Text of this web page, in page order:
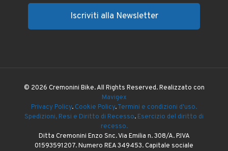
© 2026 Cremonini Bike. All Rights Reserved. Realizzato con
Mavigex
Privacy Policy. Cookie Policy.Termini e condizioni d'uso.
Spedizioni, Resi e Diritto di Recesso. Esercizio del diritto di
recesso.
Ditta Cremonini Enzo Snc. Via Emilia n. 308/A. P.IVA
01593591207. Numero REA 349453. Capitale sociale